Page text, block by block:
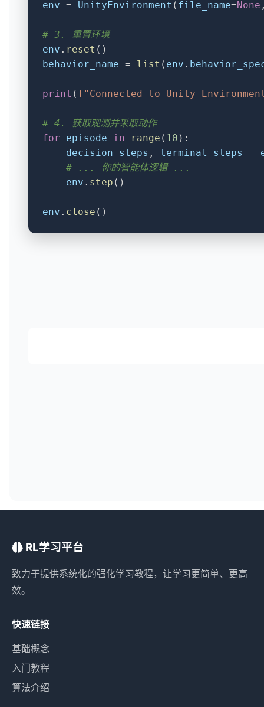
env = UnityEnvironment ( file_name=None
# 3. 重置环境
env . reset
behavior_name = list ( env .
print ( f"Connected to Unity
# 4. 获取观测并采取动作
for
episode in range ( 10 ):
decision_steps , terminal_steps =
# ... 你的智能体逻辑 ...
env . step ()
env . close ()
RL学习平台
致力于提供系统化的强化学习教程，让学习更简单、更高
效。
快速链接
基础概念
入门教程
算法介绍